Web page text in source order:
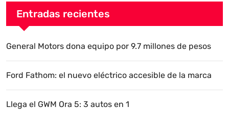
Entradas recientes
General Motors dona equipo por 9.7 millones de pesos
Ford Fathom: el nuevo eléctrico accesible de la marca
Llega el GWM Ora 5: 3 autos en 1